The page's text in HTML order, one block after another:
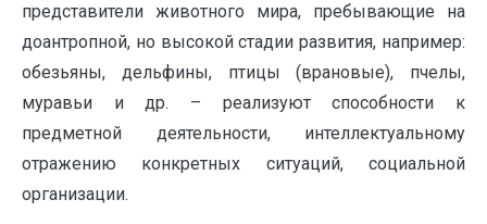
представители животного мира, пребывающие на
доантропной, но высокой стадии развития, например:
обезьяны, дельфины, птицы (врановые), пчелы,
муравьи и др. – реализуют способности к
предметной деятельности, интеллектуальному
отражению конкретных ситуаций, социальной
организации.